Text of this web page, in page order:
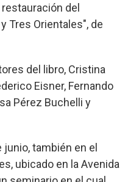
del
Tres Orientales", de
del libro, Cristina
Eisner, Fernando
Pérez Buchelli y
también en el
ubicado en la Avenida